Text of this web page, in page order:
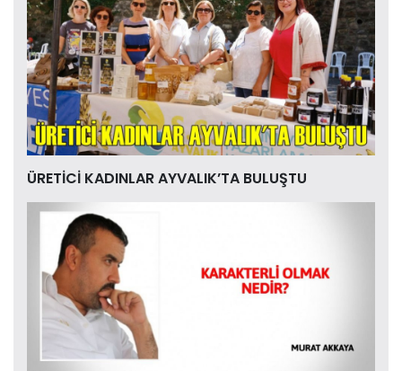
ÜRETİCİ KADINLAR AYVALIK’TA BULUŞTU